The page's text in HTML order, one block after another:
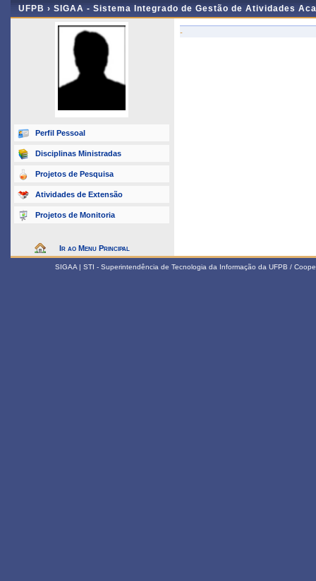
UFPB › SIGAA - Sistema Integrado de Gestão de Atividades
Perfil Pessoal
Disciplinas Ministradas
Projetos de Pesquisa
Atividades de Extensão
Projetos de Monitoria
Ir ao Menu Principal
-
SIGAA | STI - Superintendência de Tecnologia da Informação da UFPB /